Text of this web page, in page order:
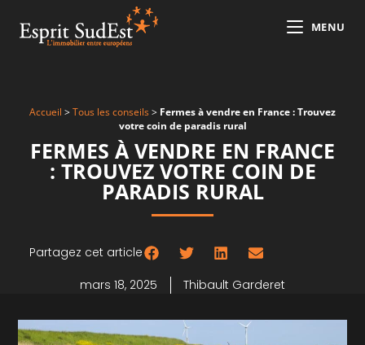
MENU
Accueil >Tous les conseils> Fermes à vendre en France : Trouvez
votre coin de paradis rural
FERMES À VENDRE EN FRANCE
: TROUVEZ VOTRE COIN DE
PARADIS RURAL
Partagez cet article
mars 18, 2025
Thibault Garderet